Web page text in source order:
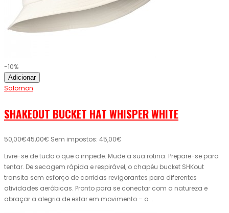
-10%
Adicionar
Salomon
SHAKEOUT BUCKET HAT WHISPER WHITE
50,00€45,00€ Sem impostos: 45,00€
Livre-se de tudo o que o impede. Mude a sua rotina. Prepare-se para
tentar. De secagem rápida e respirável, o chapéu bucket SHKout
transita sem esforço de corridas revigorantes para diferentes
atividades aeróbicas. Pronto para se conectar com a natureza e
abraçar a alegria de estar em movimento – a ..